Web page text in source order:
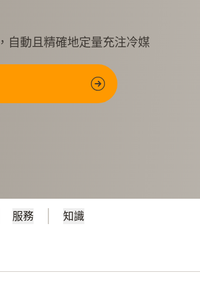
，自動且精確地定量充注冷媒
服務 知識